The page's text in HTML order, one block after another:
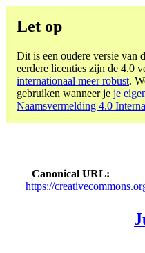
Let op
Dit is een oudere versie van
eerdere licenties zijn de 4.0
internationaal meer robust.
gebruiken wanneer je je
Naamsvermelding 4.0
Canonical URL
https://